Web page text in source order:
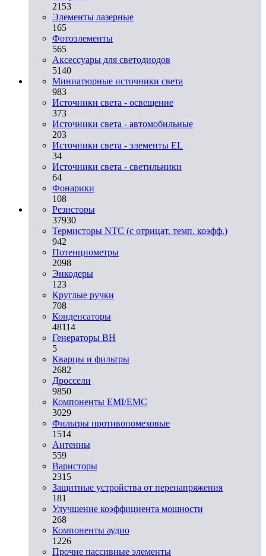
2153
Элементы лазерные
165
Фотоэлементы
565
Аксессуары для светодиодов
5140
Миниатюрные источники света
983
Источники света - освещение
373
Источники света - автомобильные
203
Источники света - элементы EL
34
Источники света - светильники
64
Фонарики
108
Резисторы
37930
Термисторы NTC (с отрицат. темп. коэфф.)
942
Потенциометры
2098
Энкодеры
123
Круглые ручки
708
Конденсаторы
48114
Генераторы ВН
5
Кварцы и фильтры
2682
Дроссели
9850
Компоненты EMI/EMC
3029
Фильтры противопомеховые
1514
Антенны
559
Варисторы
2315
Защитные устройства от перенапряжения
181
Улучшение коэффициента мощности
268
Компоненты аудио
1226
Прочие пассивные элементы